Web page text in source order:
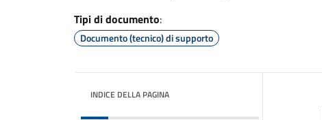
Tipi di documento:
Documento (tecnico) di supporto
INDICE DELLA PAGINA